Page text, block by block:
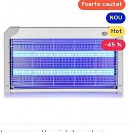
NOU
Hot
Foarte cautat
-45 %